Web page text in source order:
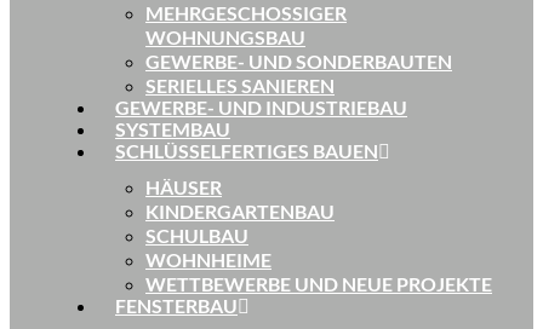
MEHRGESCHOSSIGER
WOHNUNGSBAU
GEWERBE- UND SONDERBAUTEN
SERIELLES SANIEREN
GEWERBE- UND INDUSTRIEBAU
SYSTEMBAU
SCHLÜSSELFERTIGES BAUEN
HÄUSER
KINDERGARTENBAU
SCHULBAU
WOHNHEIME
WETTBEWERBE UND NEUE PROJEKTE
FENSTERBAU